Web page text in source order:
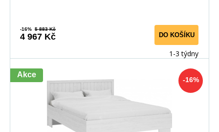
-16% 5 883 Kč
4 967 Kč DO KOŠÍKU
1-3 týdny
-16%
Akce